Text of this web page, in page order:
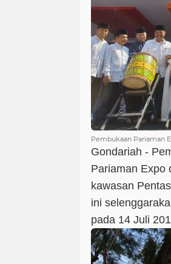
Pembukaan Pariaman
Gondariah -
Pariaman Expo
kawasan
ini
pada 14 Juli